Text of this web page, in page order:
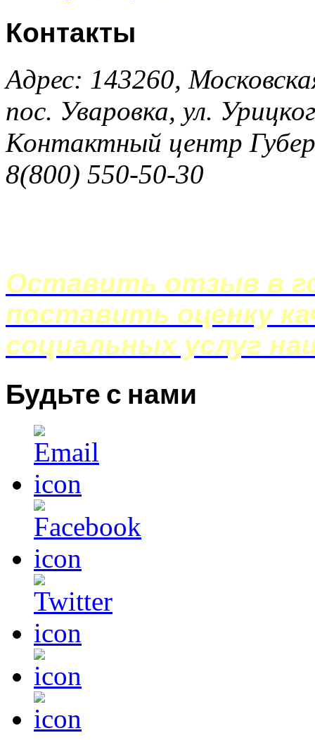
Контакты
Адрес: 143260,
пос. Уваровка, ул.
Контактный центр
8(800) 550-50-30
Оставить отзыв в
поставить оценку
социальных услуг
Будьте с нами